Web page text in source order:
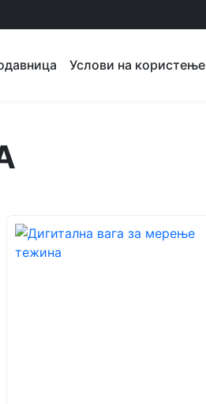
Услови на користење